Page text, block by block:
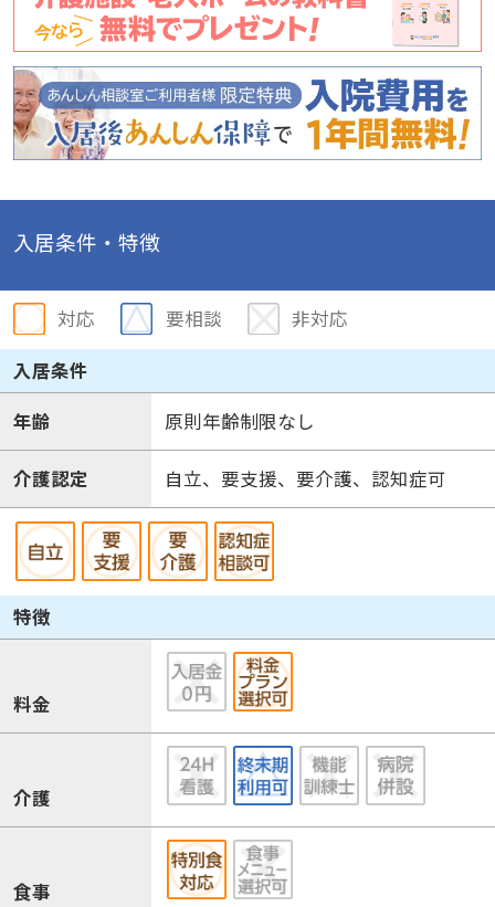
入居条件・特徴
対応 要相談
非対応
入居条件
年齢
原則年齢制限なし
介護認定 自立、要支援、要介護、認知症可
特徴
料金
介護
食事